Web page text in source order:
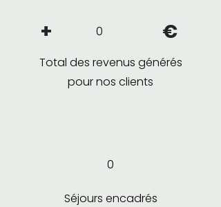
+ 0 €
Total des revenus générés
pour nos clients
0
Séjours encadrés